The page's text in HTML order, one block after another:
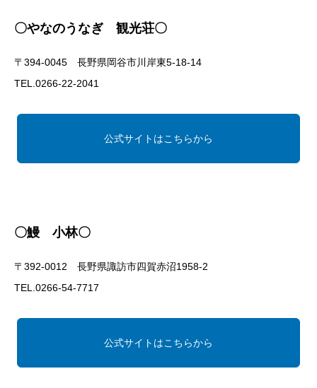
〇やなのうなぎ 観光荘〇
〒394-0045 長野県岡谷市川岸東5-18-14
TEL.0266-22-2041
公式サイトはこちらから
〇鰻 小林〇
〒392-0012 長野県諏訪市四賀赤沼1958-2
TEL.0266-54-7717
公式サイトはこちらから